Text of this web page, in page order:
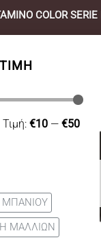
COLOR SERIE
Τιμή: €10— €50
ΜΠΑΝΙΟΥ
ΜΑΛΛΙΩΝ